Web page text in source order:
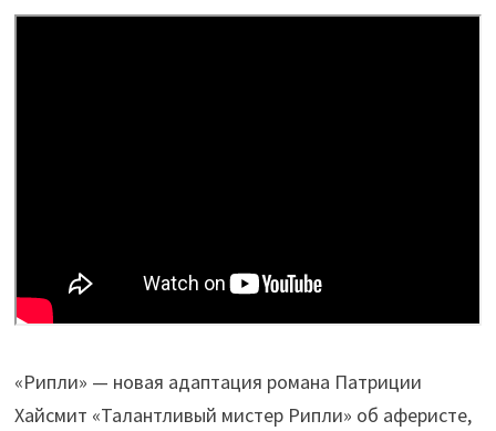
«Рипли» — новая адаптация романа Патриции
Хайсмит «Талантливый мистер Рипли» об аферисте,